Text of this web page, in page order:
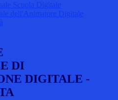
Scuola Digitale
dell'Animatore Digitale
DI
DIGITALE -